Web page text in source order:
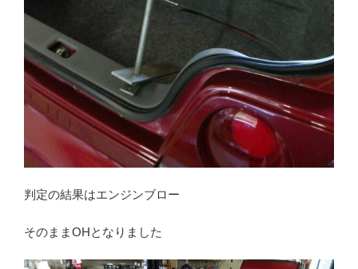
判定の結果はエンジンブロー
そのままOHとなりました